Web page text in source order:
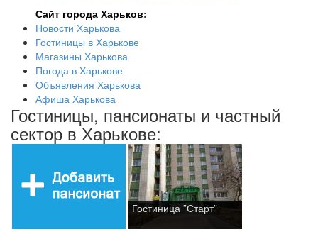
Сайт города Харьков:
Новости Харькова
Гостиницы в Харькове
Магазины Харькова
Погода в Харькове
Объявления Харькова
Афиша Харькова
Гостиницы, пансионаты и частный
сектор в Харькове:
Гостиница ”Старт”